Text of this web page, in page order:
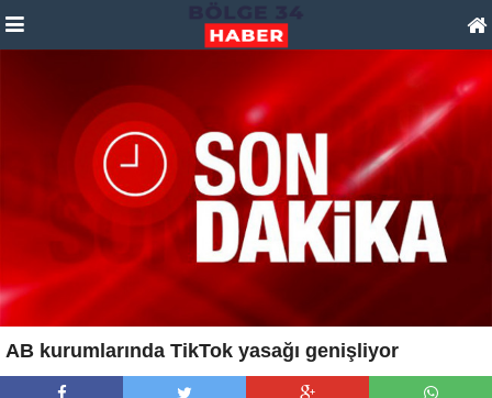
AB kurumlarında TikTok yasağı genişliyor